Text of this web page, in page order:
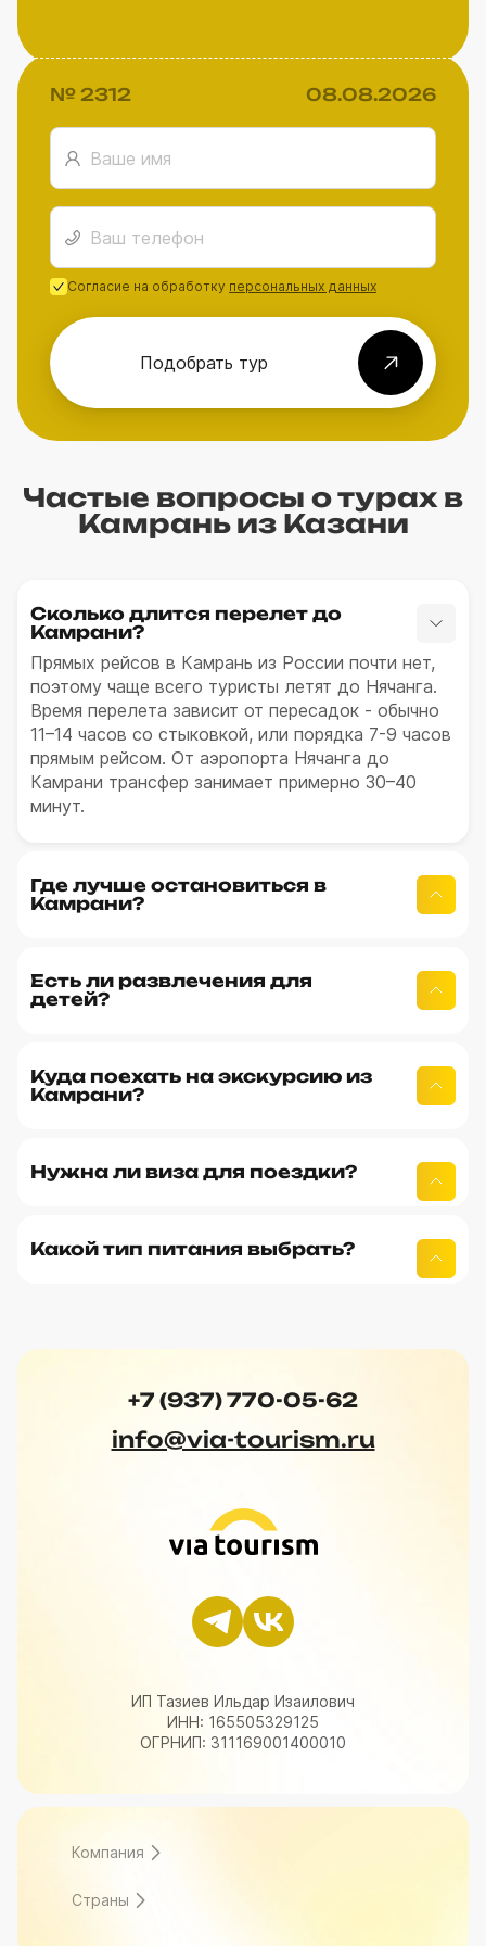
№ 2312 08.08.2026
Согласие на обработку персональных данных
Подобрать тур
Частые вопросы о турах в
Камрань из Казани
Сколько длится перелет до
Камрани?
Прямых рейсов в Камрань из России почти нет,
поэтому чаще всего туристы летят до Нячанга.
Время перелета зависит от пересадок - обычно
11–14 часов со стыковкой, или порядка 7-9 часов
прямым рейсом. От аэропорта Нячанга до
Камрани трансфер занимает примерно 30–40
минут.
Где лучше остановиться в
Камрани?
Есть ли развлечения для
детей?
Куда поехать на экскурсию из
Камрани?
Нужна ли виза для поездки?
Какой тип питания выбрать?
+7 (937) 770-05-62
info@via-tourism.ru
ИП Тазиев Ильдар Изаилович
ИНН: 165505329125
ОГРНИП: 311169001400010
Компания
Страны